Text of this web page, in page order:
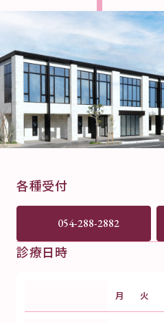
各種受付
054-288-2882
診療日時
月 火